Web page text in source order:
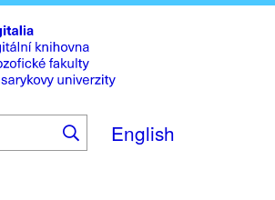
to
main
content
English